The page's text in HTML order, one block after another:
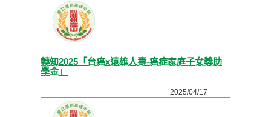
轉知2025「台癌x遠雄人壽-癌症家庭子女獎助
學金」
2025/04/17